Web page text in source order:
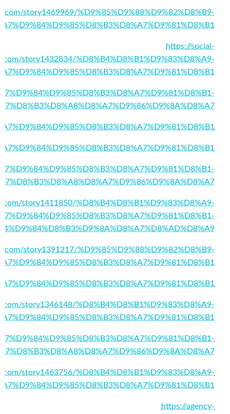
story1469969/%D9%85%D9%88%D9%82%D8%B9-
https://social-
story1432834/%D8%B4%D8%B1%D9%83%D8%A9-
story1411850/%D8%B4%D8%B1%D9%83%D8%A9-
story1391217/%D9%85%D9%88%D9%82%D8%B9-
story1346148/%D8%B4%D8%B1%D9%83%D8%A9-
story1463756/%D8%B4%D8%B1%D9%83%D8%A9-
https://agency-